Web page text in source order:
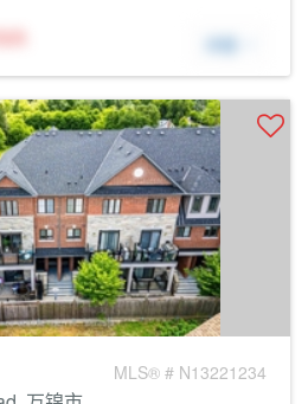
N/A 详细
MLS® # N13221234